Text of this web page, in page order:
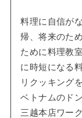
料理に自信が
帰、将来のた
ために料理教
に時短になる
リクッキング
ベトナムのド
三越本店ワー